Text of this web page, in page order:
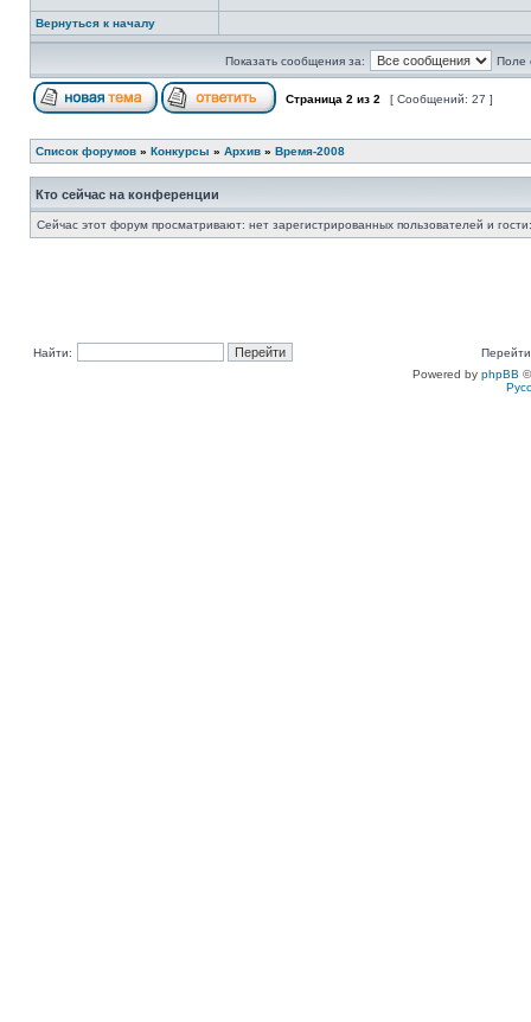
Вернуться к началу
Показать сообщения за: Поле
Страница 2 из 2 [ Сообщений: 27 ]
Список форумов » Конкурсы » Архив » Время-2008
Кто сейчас на конференции
Сейчас этот форум просматривают: нет зарегистрированных пользователей и
Найти:
Powered by phpBB